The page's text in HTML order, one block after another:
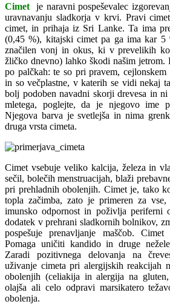
Cimet
je naravni pospeševalec
uravnavanju sladkorja v krvi. Pravi
cimet, in prihaja iz Sri Lanke. Ta ima
(0,45 %), kitajski cimet pa ga ima kar 5
značilen vonj in okus, ki v prevelikih
žličko dnevno) lahko škodi našim jetrom.
po palčkah: te so pri pravem,
in so večplastne, v katerih se vidi nekaj
bolj podoben navadni skorji drevesa in
mletega, poglejte, da je njegovo ime
Njegova barva je svetlejša in nima
druga vrsta cimeta.
Cimet vsebuje veliko kalcija, železa in
sečil, bolečih menstruacijah, blaži
pri prehladnih obolenjih. Cimet je, tako
topla začimba, zato je primeren za
imunsko odpornost in poživlja
dodatek v prehrani sladkornih bolnikov,
pospešuje prenavljanje maščob.
Pomaga uničiti kandido in druge
Zaradi pozitivnega delovanja na
uživanje cimeta pri alergijskih reakcijah
obolenjih (celiakija in alergija na
olajša ali celo odpravi marsikatero
obolenja.